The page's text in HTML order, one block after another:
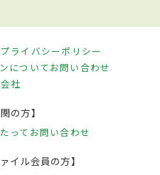
プライバシーポリシー
についてお問い合わせ
社
の方】
って お問い合わせ
イル会員の方】